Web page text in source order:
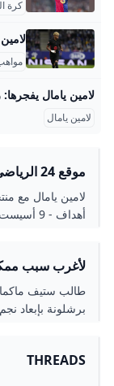
كرة
لامين يامال
مباراة - 15 مساهمة - 6 أهداف - 9 أسيست
أهداف - 9 أسيست
لأغرب سبب
GOAL.COM
طالب ستيف
برشلونة بإبعاد
THREADS